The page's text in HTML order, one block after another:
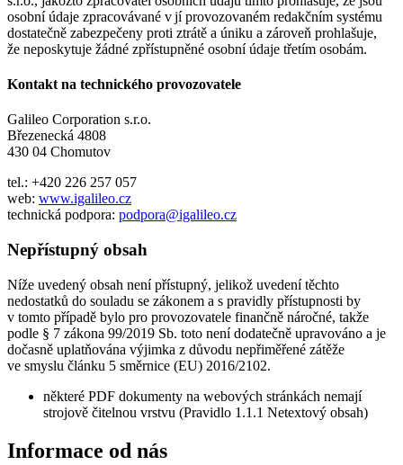
osobní údaje zpracovávané v jí provozovaném redakčním systému
dostatečně zabezpečeny proti ztrátě a úniku a zároveň prohlašuje,
že neposkytuje žádné zpřístupněné osobní údaje třetím osobám.
Kontakt na technického provozovatele
Galileo Corporation s.r.o.
Březenecká 4808
430 04 Chomutov
tel.: +420 226 257 057
web: www.igalileo.cz
technická podpora: podpora@igalileo.cz
Nepřístupný obsah
Níže uvedený obsah není přístupný, jelikož uvedení těchto
nedostatků do souladu se zákonem a s pravidly přístupnosti by
v tomto případě bylo pro provozovatele finančně náročné, takže
podle § 7 zákona 99/2019 Sb. toto není dodatečně upravováno a je
dočasně uplatňována výjimka z důvodu nepřiměřené zátěže
ve smyslu článku 5 směrnice (EU) 2016/2102.
některé PDF dokumenty na webových stránkách nemají
strojově čitelnou vrstvu (Pravidlo 1.1.1 Netextový obsah)
Informace od nás